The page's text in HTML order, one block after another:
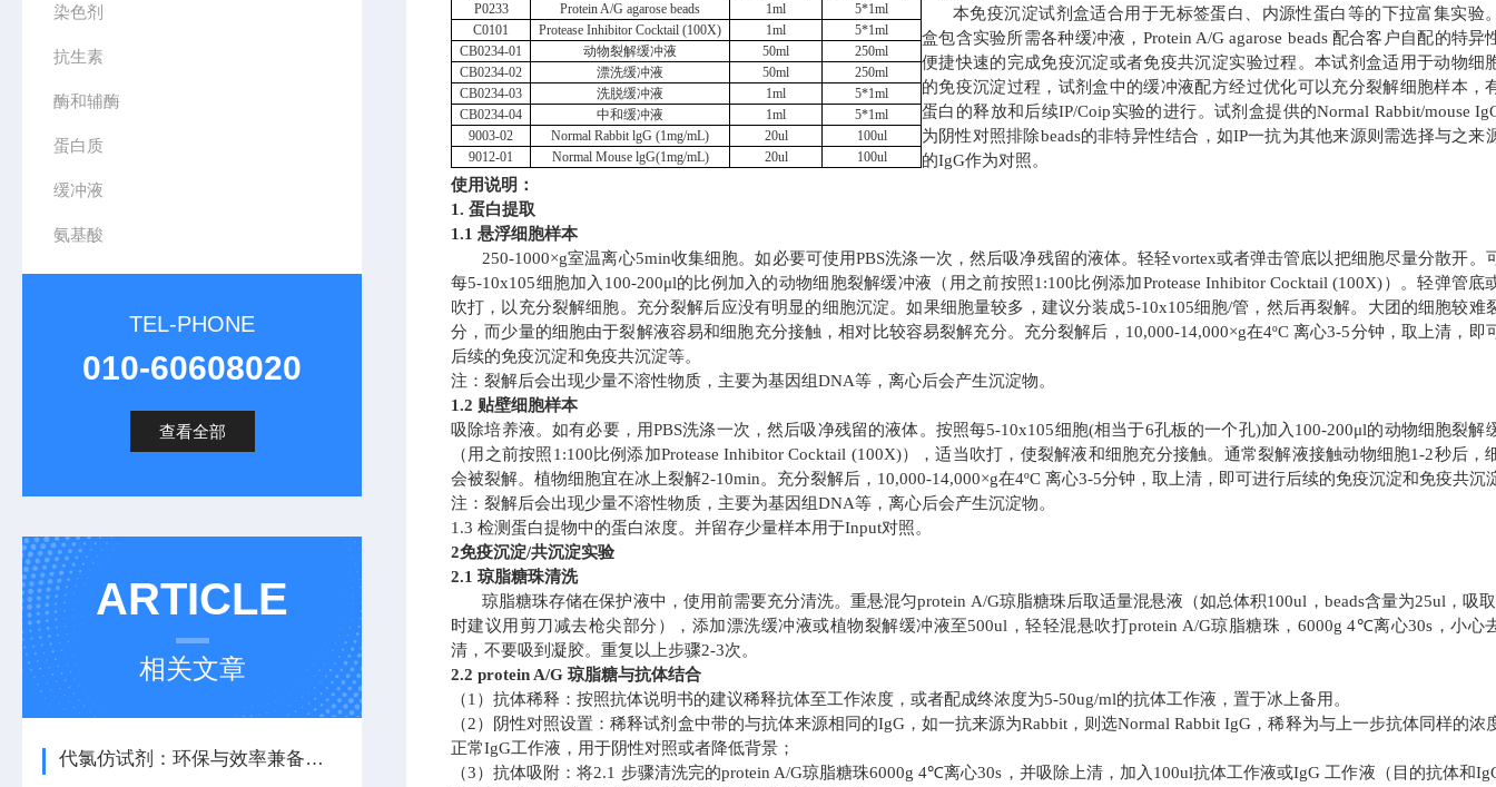
染色剂
抗生素
酶和辅酶
蛋白质
缓冲液
氨基酸
TEL-PHONE
010-60608020
查看全部
ARTICLE
相关文章
代氯仿试剂：环保与效率兼备的理想选择
P0233
Protein A/G agarose beads 1ml
5*1ml
C0101
Protease Inhibitor Cocktail (100X) 1ml
5*1ml
CB0234-01
动物裂解缓冲液 50ml
250ml
CB0234-02
漂洗缓冲液 50ml
250ml
CB0234-03
洗脱缓冲液 1ml
5*1ml
CB0234-04
中和缓冲液 1ml
5*1ml
9003-02
Normal Rabbit lgG (1mg/mL) 20ul
100ul
9012-01
Normal Mouse lgG(1mg/mL) 20ul 100ul
本免疫沉淀试剂盒适合用于无标签蛋白、内源性蛋白等的下拉富集实验
盒包含实验所需各种缓冲液， Protein A/G agarose beads 配合客户自配的特异
便捷快速的完成免疫沉淀或者免疫共沉淀实验过程。本试剂盒适用于动物细
的免疫沉淀过程，试剂盒中的缓冲液配方经过优化可以充分裂解细胞样本，
蛋白的释放和后续IP/Coip实验的进行。试剂盒提供的Normal Rabbit/mouse
为阴性对照排除beads的非特异性结合，如IP一抗为其他来源则需选择与之来
的IgG作为对照。
使用说明：
1. 蛋白提取
1.1 悬浮细胞样本
250-1000×g室温离心5min收集细胞。如必要可使用PBS洗涤一次，然后吸净残留的液体。轻轻vortex或者弹击管底以把细胞尽量分散开。
每5-10x105细胞加入100-200μl的比例加入的动物细胞裂解缓冲液（用之前按照1:100比例添加Protease Inhibitor Cocktail (100X)）。轻弹管底
吹打，以充分裂解细胞。充分裂解后应没有明显的细胞沉淀。如果细胞量较多，建议分装成5-10x105细胞/管，然后再裂解。大团的细胞较难
分，而少量的细胞由于裂解液容易和细胞充分接触，相对比较容易裂解充分。充分裂解后，10,000-14,000×g在4ºC 离心3-5分钟，取上清，即
后续的免疫沉淀和免疫共沉淀等。
注：裂解后会出现少量不溶性物质，主要为基因组DNA等，离心后会产生沉淀物。
1.2 贴壁细胞样本
吸除培养液。如有必要，用PBS洗涤一次，然后吸净残留的液体。按照每5-10x105细胞(相当于6孔板的一个孔)加入100-200μl的动物细胞裂解
（用之前按照1:100比例添加Protease Inhibitor Cocktail (100X)），适当吹打，使裂解液和细胞充分接触。通常裂解液接触动物细胞1-2秒后，
会被裂解。植物细胞宜在冰上裂解2-10min。充分裂解后，10,000-14,000×g在4ºC 离心3-5分钟，取上清，即可进行后续的免疫沉淀和免疫共沉
注：裂解后会出现少量不溶性物质，主要为基因组DNA等，离心后会产生沉淀物。
1.3 检测蛋白提物中的蛋白浓度。并留存少量样本用于Input对照。
2免疫沉淀/共沉淀实验
2.1 琼脂糖珠清洗
琼脂糖珠存储在保护液中，使用前需要充分清洗。重悬混匀protein A/G琼脂糖珠后取适量混悬液（如总体积100ul，beads含量为25ul，吸取
时建议用剪刀减去枪尖部分），添加漂洗缓冲液或植物裂解缓冲液至500ul，轻轻混悬吹打protein A/G琼脂糖珠，6000g 4℃离心30s，小心
清，不要吸到凝胶。重复以上步骤2-3次。
2.2 protein A/G 琼脂糖与抗体结合
（1）抗体稀释：按照抗体说明书的建议稀释抗体至工作浓度，或者配成终浓度为5-50ug/ml的抗体工作液，置于冰上备用。
（2）阴性对照设置：稀释试剂盒中带的与抗体来源相同的IgG，如一抗来源为Rabbit，则选Normal Rabbit IgG，稀释为与上一步抗体同样的浓
正常IgG工作液，用于阴性对照或者降低背景；
（3）抗体吸附：将2.1 步骤清洗完的protein A/G琼脂糖珠6000g 4℃离心30s，并吸除上清，加入100ul抗体工作液或IgG 工作液（目的抗体和